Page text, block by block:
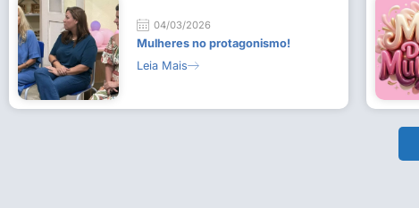
04/03/2026
Mulheres no protagonismo!
Leia Mais